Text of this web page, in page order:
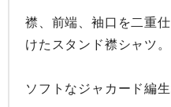
襟、前端、袖口を二重
けたスタンド襟シャツ。
ソフトなジャカード編